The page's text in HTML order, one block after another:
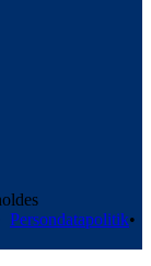
Persondatapolitik•